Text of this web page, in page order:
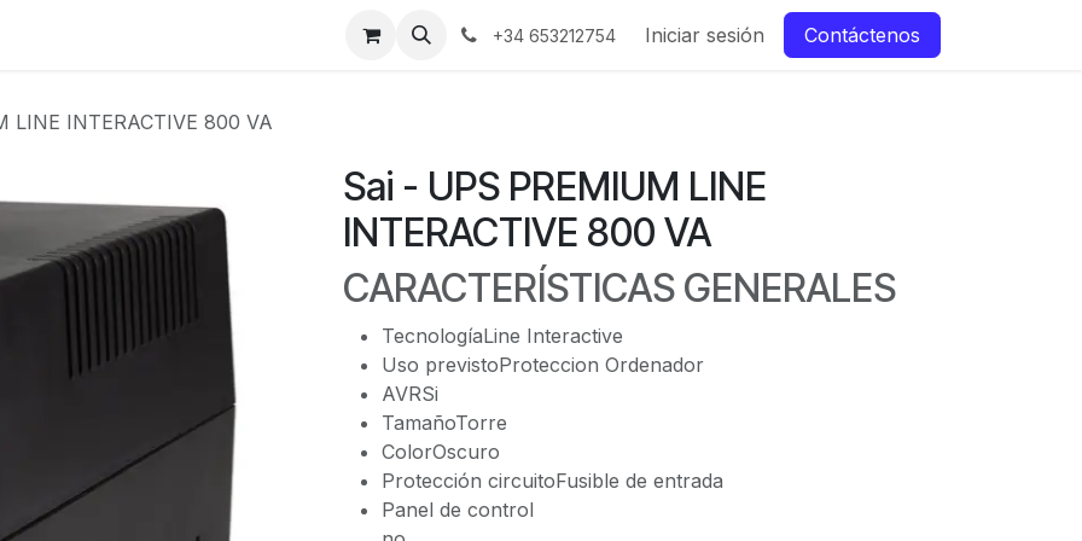
+34 653212754 Iniciar sesión Contáctenos
LINE INTERACTIVE 800 VA
Sai - UPS PREMIUM LINE
INTERACTIVE 800 VA
CARACTERÍSTICAS GENERALES
TecnologíaLine Interactive
Uso previstoProteccion Ordenador
AVRSi
TamañoTorre
ColorOscuro
Protección circuitoFusible de entrada
Panel de control